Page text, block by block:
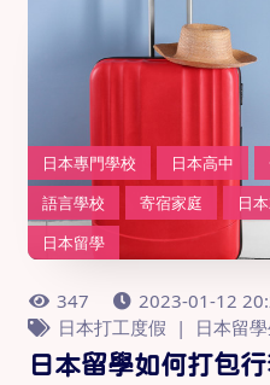
日本專門學校 日本高中
語言學校
寄宿家庭 日
日本留學
347
2023-01-12
日本打工度假
日本留
日本留學如何打包